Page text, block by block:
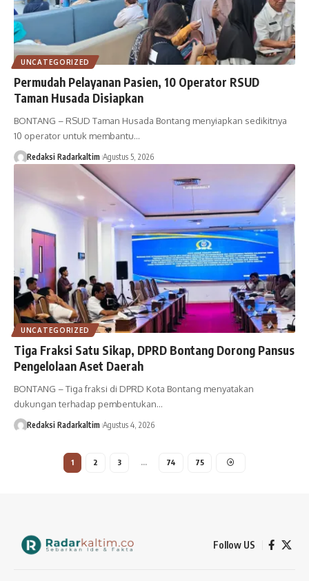
UNCATEGORIZED
Permudah Pelayanan Pasien, 10 Operator RSUD
Taman Husada Disiapkan
BONTANG – RSUD Taman Husada Bontang menyiapkan sedikitnya
10 operator untuk membantu…
Redaksi Radarkaltim Agustus 5, 2026
UNCATEGORIZED
Tiga Fraksi Satu Sikap, DPRD Bontang Dorong Pansus
Pengelolaan Aset Daerah
BONTANG – Tiga fraksi di DPRD Kota Bontang menyatakan
dukungan terhadap pembentukan…
Redaksi Radarkaltim Agustus 4, 2026
1 2 3 … 74 75
Follow US